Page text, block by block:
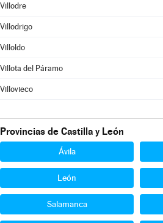
Villodre
Villodrigo
Villoldo
Villota del Páramo
Villovieco
Provincias de Castilla y León
Ávila
León
Salamanca